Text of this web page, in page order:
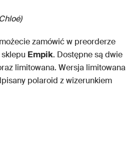
zamówić w preorderze
Empik. Dostępne są dwie
limitowana. Wersja limitowana
polaroid z wizerunkiem